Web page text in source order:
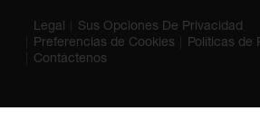
Legal
Sus Opciones De Privacidad
Preferencias de Cookies
Políticas de
Contáctenos